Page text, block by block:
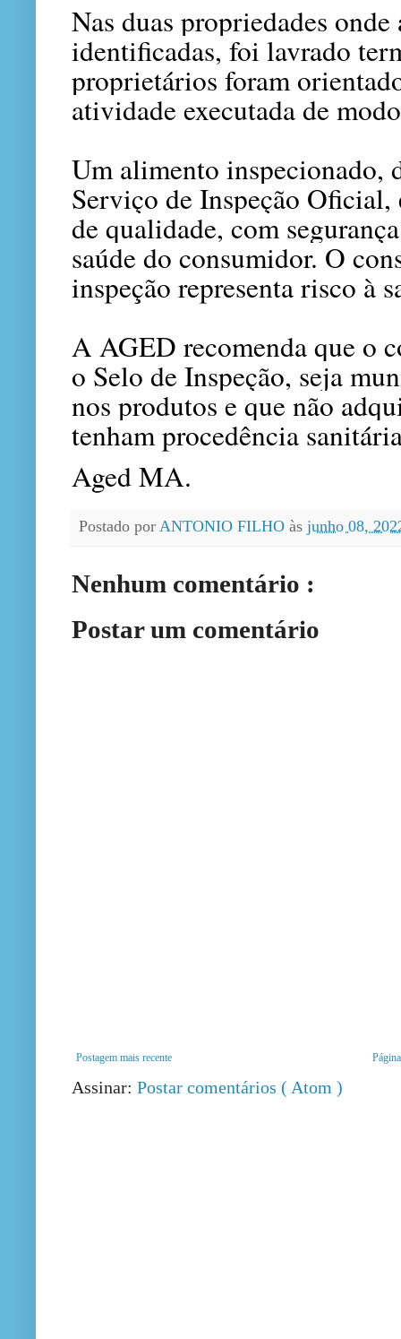
Nas duas propriedades
identificadas, foi lavrado
proprietários foram
atividade executada de
Um alimento inspecionado,
Serviço de Inspeção
de qualidade, com
saúde do consumidor. O
inspeção representa risco à
A AGED recomenda que o
o Selo de Inspeção, seja
nos produtos e que não
tenham procedência
Aged MA.
Postado por ANTONIO FILHO às junho 08,
Nenhum comentário :
Postar um comentário
Postagem mais recente
Assinar: Postar comentários ( Atom )